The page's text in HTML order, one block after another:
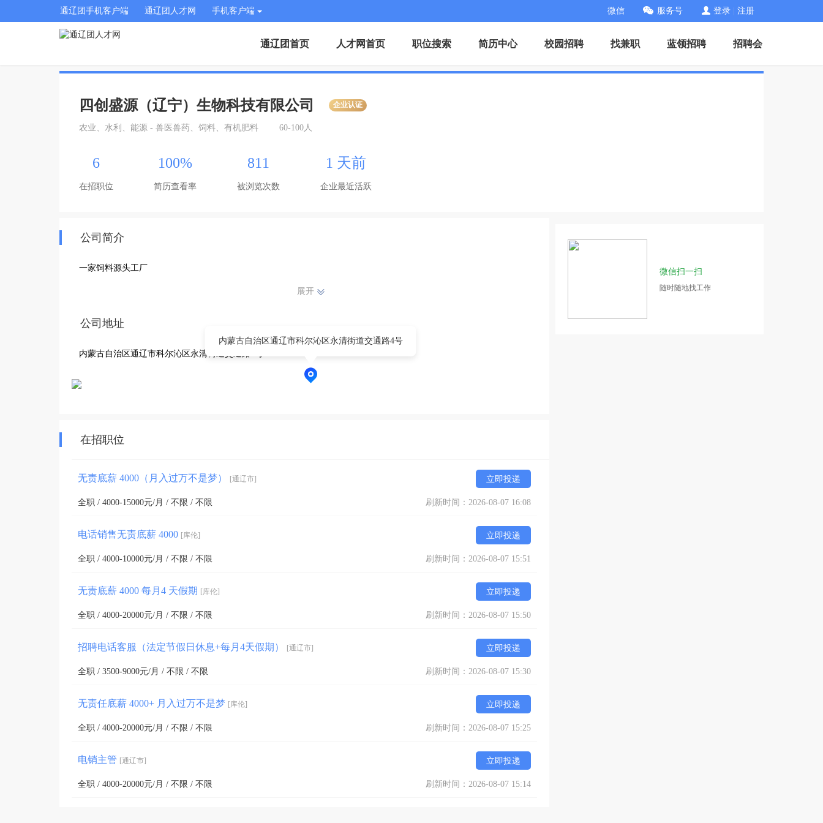
通辽团手机客户端 通辽团人才网 手机客户端 微信 服务号 登录 注册
通辽团首页 人才网首页 职位搜索 简历中心 校园招聘 找兼职 蓝领招聘 招聘会
四创盛源（辽宁）生物科技有限公司 企业认证
农业、水利、能源 - 兽医兽药、饲料、有机肥料 60-100人
6
在招职位
100%
简历查看率
811
被浏览次数
1 天前
企业最近活跃
公司简介
一家饲料源头工厂
展开
公司地址
内蒙古自治区通辽市科尔沁区永清街道交通路4号
内蒙古自治区通辽市科尔沁区永清街道交通路4号
在招职位
无责底薪 4000（月入过万不是梦） [通辽市] 立即投递
全职 / 4000-15000元/月 / 不限 / 不限 刷新时间：2026-08-07 16:08
电话销售无责底薪 4000 [库伦] 立即投递
全职 / 4000-10000元/月 / 不限 / 不限 刷新时间：2026-08-07 15:51
无责底薪 4000 每月4 天假期 [库伦] 立即投递
全职 / 4000-20000元/月 / 不限 / 不限 刷新时间：2026-08-07 15:50
招聘电话客服（法定节假日休息+每月4天假期） [通辽市] 立即投递
全职 / 3500-9000元/月 / 不限 / 不限 刷新时间：2026-08-07 15:30
无责任底薪 4000+ 月入过万不是梦 [库伦] 立即投递
全职 / 4000-20000元/月 / 不限 / 不限 刷新时间：2026-08-07 15:25
电销主管 [通辽市] 立即投递
全职 / 4000-20000元/月 / 不限 / 不限 刷新时间：2026-08-07 15:14
微信扫一扫
随时随地找工作